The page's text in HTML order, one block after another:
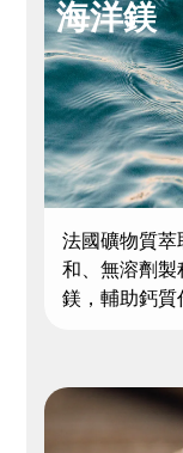
海洋鎂
法國礦物質
和、無溶劑
鎂，輔助鈣質